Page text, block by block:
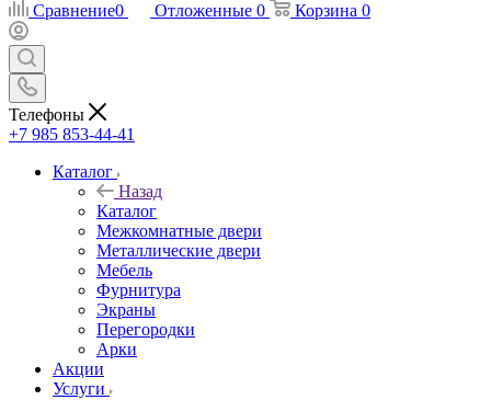
Сравнение0 Отложенные 0 Корзина 0
Телефоны
+7 985 853-44-41
Каталог
Назад
Каталог
Межкомнатные двери
Металлические двери
Мебель
Фурнитура
Экраны
Перегородки
Арки
Акции
Услуги